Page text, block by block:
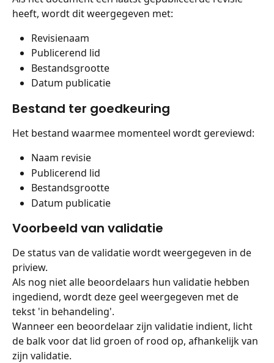
heeft, wordt dit weergegeven met:
Revisienaam
Publicerend lid
Bestandsgrootte
Datum publicatie
Bestand ter goedkeuring
Het bestand waarmee momenteel wordt gereviewd:
Naam revisie
Publicerend lid
Bestandsgrootte
Datum publicatie
Voorbeeld van validatie
De status van de validatie wordt weergegeven in de
priview.
Als nog niet alle beoordelaars hun validatie hebben
ingediend, wordt deze geel weergegeven met de
tekst 'in behandeling'.
Wanneer een beoordelaar zijn validatie indient, licht
de balk voor dat lid groen of rood op, afhankelijk van
zijn validatie.